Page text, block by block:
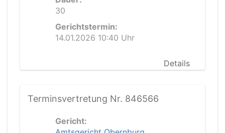
30
Gerichtstermin:
14.01.2026 10:40 Uhr
Details
Terminsvertretung Nr. 846566
Gericht: